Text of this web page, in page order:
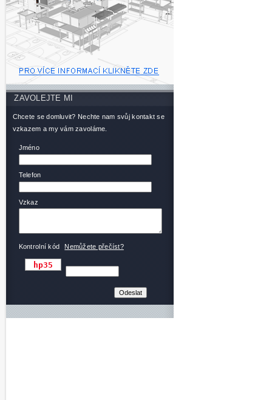
ZAVOLEJTE MI
Chcete se domluvit? Nechte nam svůj kontakt se
vzkazem a my vám zavoláme.
Jméno
Telefon
Vzkaz
Kontrolní kód Nemůžete přečíst?